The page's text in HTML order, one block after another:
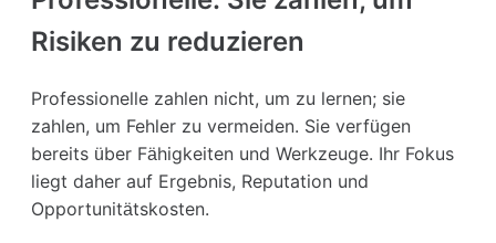
Risiken zu reduzieren
Professionelle zahlen nicht, um zu lernen; sie
zahlen, um Fehler zu vermeiden. Sie verfügen
bereits über Fähigkeiten und Werkzeuge. Ihr Fokus
liegt daher auf Ergebnis, Reputation und
Opportunitätskosten.